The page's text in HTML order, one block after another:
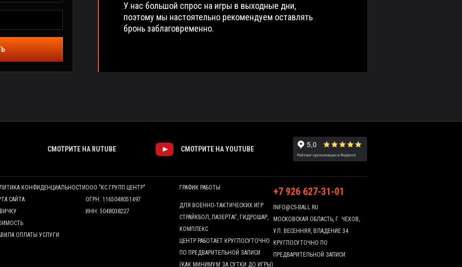
У нас большой спрос на игры в выходные дни,
поэтому мы настоятельно рекомендуем оставлять
бронь заблаговременно.
СМОТРИТЕ НА RUTUBE СМОТРИТЕ НА YOUTUBE
КОНФИДЕНЦИАЛЬНОСТИ
САЙТА
ОПЛАТЫ УСЛУГИ
ООО "КС ГРУПП ЦЕНТР"
ОГРН: 1165048051497
ИНН: 5048038227
ГРАФИК РАБОТЫ
ДЛЯ ВОЕННО-ТАКТИЧЕСКИХ ИГР
СТРАЙКБОЛ, ЛАЗЕРТАГ, ГИДРОШАР,
КОМПЛЕКС
ЦЕНТР РАБОТАЕТ КРУГЛОСУТОЧНО
ПО ПРЕДВАРИТЕЛЬНОЙ ЗАПИСИ
(КАК МИНИМУМ ЗА СУТКИ ДО ИГРЫ)
+7 926 627-31-01
INFO@CS-BALL.RU
МОСКОВСКАЯ ОБЛАСТЬ, Г. ЧЕХОВ,
УЛ. ВЕСЕННЯЯ, ВЛАДЕНИЕ 34
КРУГЛОСУТОЧНО ПО
ПРЕДВАРИТЕЛЬНОЙ ЗАПИСИ